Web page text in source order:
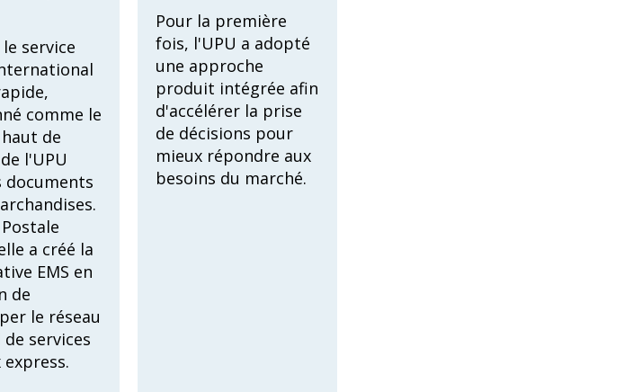
le service
comme le
de
l'UPU
documents
a créé la
EMS en
de
le réseau
services
Pour la première
fois, l'UPU a adopté
une approche
produit intégrée afin
d'accélérer la prise
de décisions pour
mieux répondre aux
besoins du marché.